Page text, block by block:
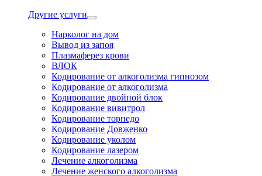
Другие услуги
Нарколог на дом
Вывод из запоя
Плазмаферез крови
ВЛОК
Кодирование от алкоголизма гипнозом
Кодирование от алкоголизма
Кодирование двойной блок
Кодирование вивитрол
Кодирование торпедо
Кодирование Довженко
Кодирование уколом
Кодирование лазером
Лечение алкоголизма
Лечение женского алкоголизма